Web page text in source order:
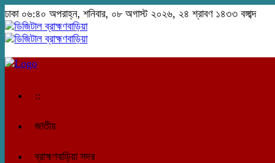
ঢাকা ০৬:৪০ অপরাহ্ন, শনিবার, ০৮ অগাস্ট ২০২৬, ২৪ শ্রাবণ ১৪৩৩ বঙ্গাব্দ
::
জাতীয়
ব্রাহ্মণবাড়িয়া সদর